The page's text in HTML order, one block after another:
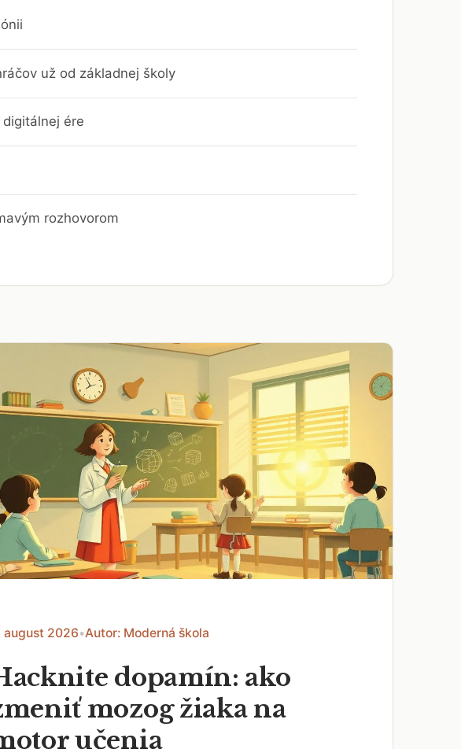
už od základnej školy
ére
rozhovorom
august 2026•Autor: Moderná škola
dopamín: ako
mozog žiaka na
učenia